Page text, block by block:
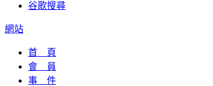
谷歌搜尋
網站
首 頁
會 員
事 件